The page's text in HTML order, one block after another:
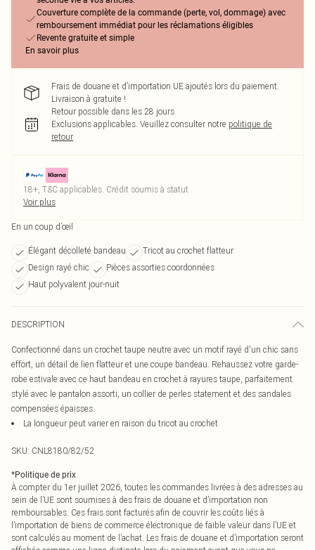
Couverture complète de la commande (perte, vol, dommage) avec
remboursement immédiat pour les réclamations éligibles
Revente gratuite et simple
En savoir plus
Frais de douane et d’importation UE ajoutés lors du paiement.
Livraison à gratuite !
Retour possible dans les 28 jours
Exclusions applicables. Veuillez consulter notre politique de
retour
18+, T&C applicables. Crédit soumis à statut
Voir plus
En un coup d’œil
Élégant décolleté bandeau
Tricot au crochet flatteur
Design rayé chic
Pièces assorties coordonnées
Haut polyvalent jour-nuit
DESCRIPTION
Confectionné dans un crochet taupe neutre avec un motif rayé d'un chic sans
effort, un détail de lien flatteur et une coupe bandeau. Rehaussez votre garde-
robe estivale avec ce haut bandeau en crochet à rayures taupe, parfaitement
stylé avec le pantalon assorti, un collier de perles statement et des sandales
compensées épaisses.
La longueur peut varier en raison du tricot au crochet
SKU: CNL8180/82/52
*Politique de prix
À compter du 1er juillet 2026, toutes les commandes livrées à des adresses au
sein de l’UE sont soumises à des frais de douane et d’importation non
remboursables. Ces frais sont facturés afin de couvrir les coûts liés à
l’importation de biens de commerce électronique de faible valeur dans l’UE et
sont calculés au moment de l’achat. Les frais de douane et d’importation seront